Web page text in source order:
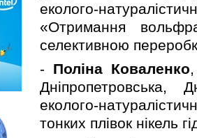
еколого-
«Отримання
селективною
- Поліна Коваленко
Дніпропетровська,
еколого-
тонких плівок нікель